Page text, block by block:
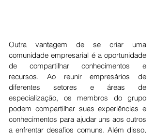
Outra vantagem de se criar uma
comunidade empresarial é a oportunidade
de compartilhar conhecimentos e
recursos. Ao reunir empresários de
diferentes setores e áreas de
especialização, os membros do grupo
podem compartilhar suas experiências e
conhecimentos para ajudar uns aos outros
a enfrentar desafios comuns. Além disso,